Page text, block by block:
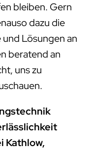
bleiben. Gern
dazu die
Lösungen an
beratend an
uns zu
Kathlow,